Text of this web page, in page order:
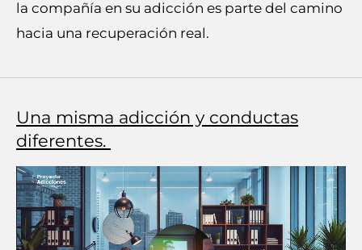
la compañía en su adicción es parte del camino
hacia una recuperación real.
Una misma adicción y conductas
diferentes.